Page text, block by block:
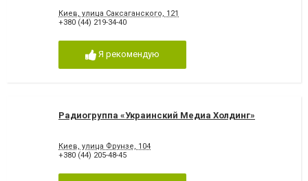
Киев, улица Саксаганского, 121
+380 (44) 219-34-40
Я рекомендую
Радиогруппа «Украинский Медиа Холдинг»
Киев, улица Фрунзе, 104
+380 (44) 205-48-45